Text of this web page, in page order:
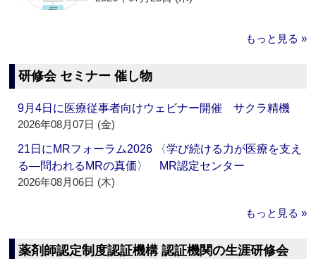
もっと見る »
研修会 セミナー 催し物
9月4日に医療従事者向けウェビナー開催 サクラ精機
2026年08月07日 (金)
21日にMRフォーラム2026 〈学び続ける力が医療を支え
る―問われるMRの真価〉 MR認定センター
2026年08月06日 (木)
もっと見る »
薬剤師認定制度認証機構 認証機関の生涯研修会